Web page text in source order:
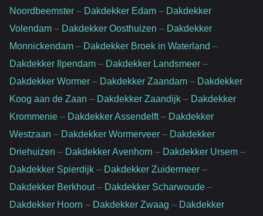
Noordbeemster – Dakdekker Edam – Dakdekker
Volendam – Dakdekker Oosthuizen – Dakdekker
Monnickendam – Dakdekker Broek in Waterland –
Dakdekker Ilpendam – Dakdekker Landsmeer –
Dakdekker Wormer – Dakdekker Zaandam – Dakdekker
Koog aan de Zaan – Dakdekker Zaandijk – Dakdekker
Krommenie – Dakdekker Assendelft– Dakdekker
Westzaan – Dakdekker Wormerveer – Dakdekker
Driehuizen – Dakdekker Avenhorn – Dakdekker Ursem –
Dakdekker Spierdijk – Dakdekker Zuidermeer –
Dakdekker Berkhout– Dakdekker Scharwoude –
Dakdekker Hoorn – Dakdekker Zwaag – Dakdekker